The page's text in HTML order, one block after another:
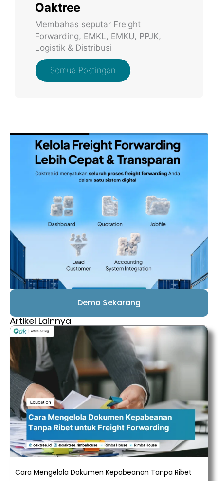
Oaktree
Membahas seputar Freight
Forwarding, EMKL, EMKU, PPJK,
Logistik & Distribusi
Semua Postingan
Demo Sekarang
Artikel Lainnya
Cara Mengelola Dokumen Kepabeanan Tanpa Ribet